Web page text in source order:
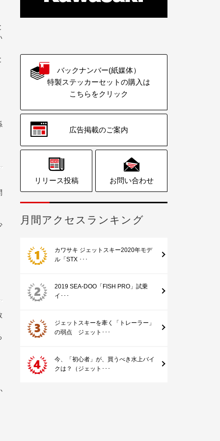
バックナンバー(紙媒体）
特製ステッカーセットの購入は
こちらをクリック
広告掲載のご案内
リリース投稿 お問い合わせ
月間アクセスランキング
カワサキ ジェットスキー2020年モデ
ル「STX ･･･
2019 SEA-DOO「FISH PRO」試乗
イ･･･
ジェットスキーを牽く「トレーラー」
の弱点 ジェット･･･
今、「初心者」が、買うべき水上バイ
クは？（ジェット･･･